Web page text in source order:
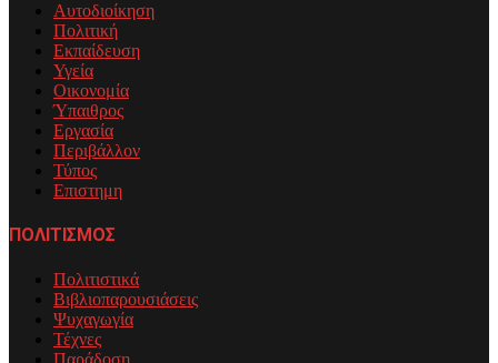
Αυτοδιοίκηση
Πολιτική
Εκπαίδευση
Υγεία
Οικονομία
Ύπαιθρος
Εργασία
Περιβάλλον
Τύπος
Επιστημη
ΠΟΛΙΤΙΣΜΟΣ
Πολιτιστικά
Βιβλιοπαρουσιάσεις
Ψυχαγωγία
Τέχνες
Παράδοση